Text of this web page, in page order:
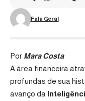
Fala Geral
Por Mara Costa
A área financeira
profundas de sua
avanço da